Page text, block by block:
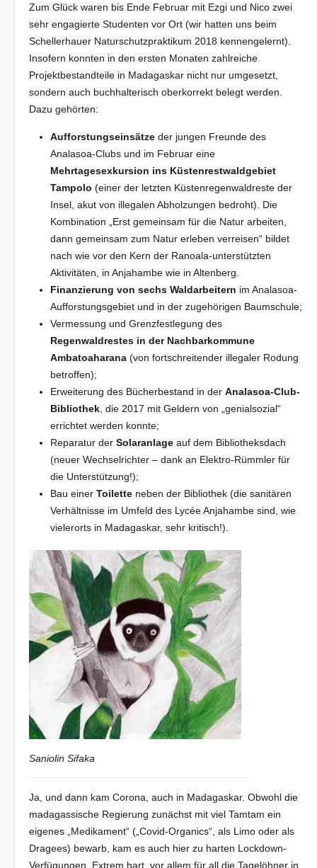
Zum Glück waren bis Ende Februar mit Ezgi und Nico zwei
sehr engagierte Studenten vor Ort (wir hatten uns beim
Schellerhauer Naturschutzpraktikum 2018 kennengelernt).
Insofern konnten in den ersten Monaten zahlreiche
Projektbestandteile in Madagaskar nicht nur umgesetzt,
sondern auch buchhalterisch oberkorrekt belegt werden.
Dazu gehörten:
Aufforstungseinsätze der jungen Freunde des
Analasoa-Clubs und im Februar eine
Mehrtagesexkursion ins Küstenrestwaldgebiet
Tampolo (einer der letzten Küstenregenwaldreste der
Insel, akut von illegalen Abholzungen bedroht). Die
Kombination „Erst gemeinsam für die Natur arbeiten,
dann gemeinsam zum Natur erleben verreisen“ bildet
nach wie vor den Kern der Ranoala-unterstützten
Aktivitäten, in Anjahambe wie in Altenberg.
Finanzierung von sechs Waldarbeitern im Analasoa-
Aufforstungsgebiet und in der zugehörigen Baumschule;
Vermessung und Grenzfestlegung des
Regenwaldrestes in der Nachbarkommune
Ambatoaharana (von fortschreitender illegaler Rodung
betroffen);
Erweiterung des Bücherbestand in derAnalasoa-Club-
Bibliothek , die 2017 mit Geldern von „genialsozial“
errichtet werden konnte;
Reparatur derSolaranlage auf dem Bibliotheksdach
(neuer Wechselrichter – dank an Elektro-Rümmler für
die Unterstützung!);
Bau einerToilette neben der Bibliothek (die sanitären
Verhältnisse im Umfeld des Lycée Anjahambe sind, wie
vielerorts in Madagaskar, sehr kritisch!).
Saniolin Sifaka
Ja, und dann kam Corona, auch in Madagaskar. Obwohl die
madagassische Regierung zunächst mit viel Tamtam ein
eigenes „Medikament“ („Covid-Organics“, als Limo oder als
Dragees) bewarb, kam es auch hier zu harten Lockdown-
Verfügungen. Extrem hart, vor allem für all die Tagelöhner in